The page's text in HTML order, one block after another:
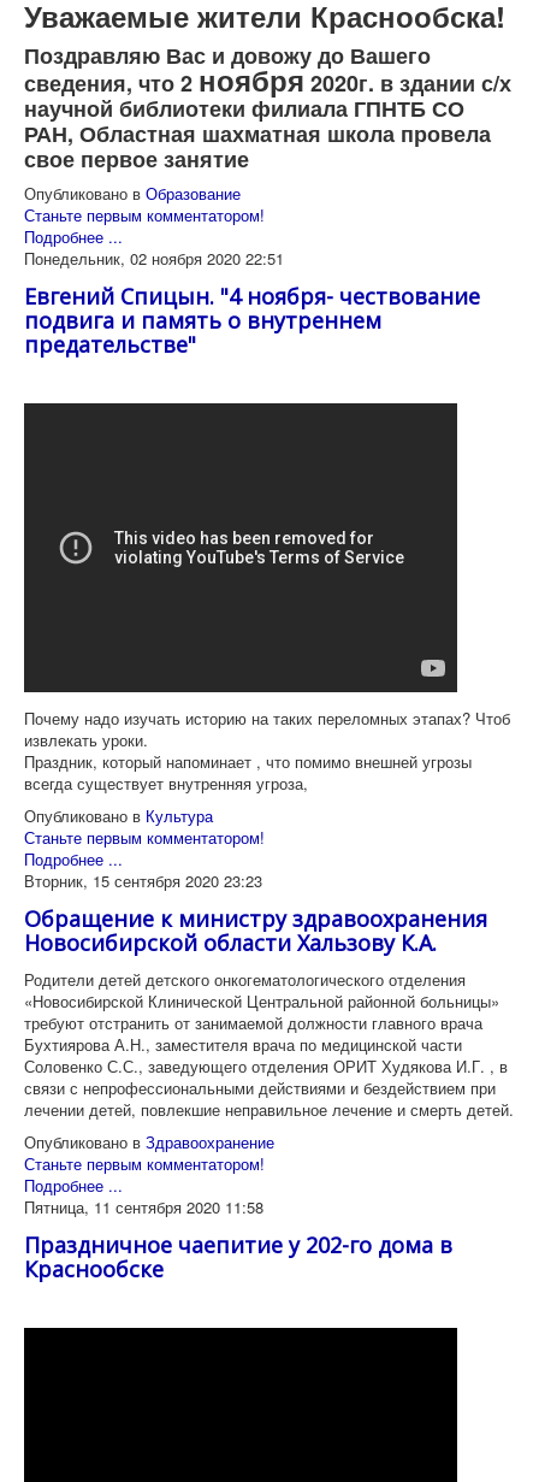
Уважаемые жители Краснообска!
Поздравляю Вас и довожу до Вашего
сведения, что 2 ноября2020г. в здании с/х
научной библиотеки филиала ГПНТБ СО
РАН, Областная шахматная школа провела
свое первое занятие
Опубликовано в Образование
Станьте первым комментатором!
Подробнее ...
Понедельник, 02 ноября 2020 22:51
Евгений Спицын. "4 ноября- чествование
подвига и память о внутреннем
предательстве"
Почему надо изучать историю на таких переломных этапах? Чтоб
извлекать уроки.
Праздник, который напоминает , что помимо внешней угрозы
всегда существует внутренняя угроза,
Опубликовано в Культура
Станьте первым комментатором!
Подробнее ...
Вторник, 15 сентября 2020 23:23
Обращение к министру здравоохранения
Новосибирской области Хальзову К.А.
Родители детей детского онкогематологического отделения
«Новосибирской Клинической Центральной районной больницы»
требуют отстранить от занимаемой должности главного врача
Бухтиярова А.Н., заместителя врача по медицинской части
Соловенко С.С., заведующего отделения ОРИТ Худякова И.Г. , в
связи с непрофессиональными действиями и бездействием при
лечении детей, повлекшие неправильное лечение и смерть детей.
Опубликовано в Здравоохранение
Станьте первым комментатором!
Подробнее ...
Пятница, 11 сентября 2020 11:58
Праздничное чаепитие у 202-го дома в
Краснообске